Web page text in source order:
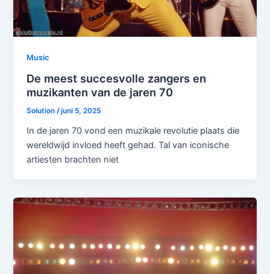
Music
De meest succesvolle zangers en
muzikanten van de jaren 70
Solution /juni 5, 2025
In de jaren 70 vond een muzikale revolutie plaats die
wereldwijd invloed heeft gehad. Tal van iconische
artiesten brachten niet